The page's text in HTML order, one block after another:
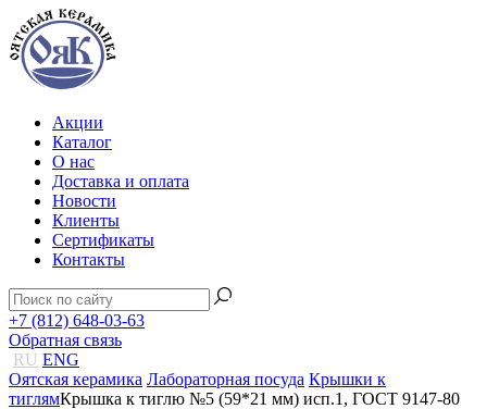
Акции
Каталог
О нас
Доставка и оплата
Новости
Клиенты
Сертификаты
Контакты
+7 (812) 648-03-63
Обратная связь
RU ENG
Оятская керамика Лабораторная посуда Крышки к
тиглямКрышка к тиглю №5 (59*21 мм) исп.1, ГОСТ 9147-80